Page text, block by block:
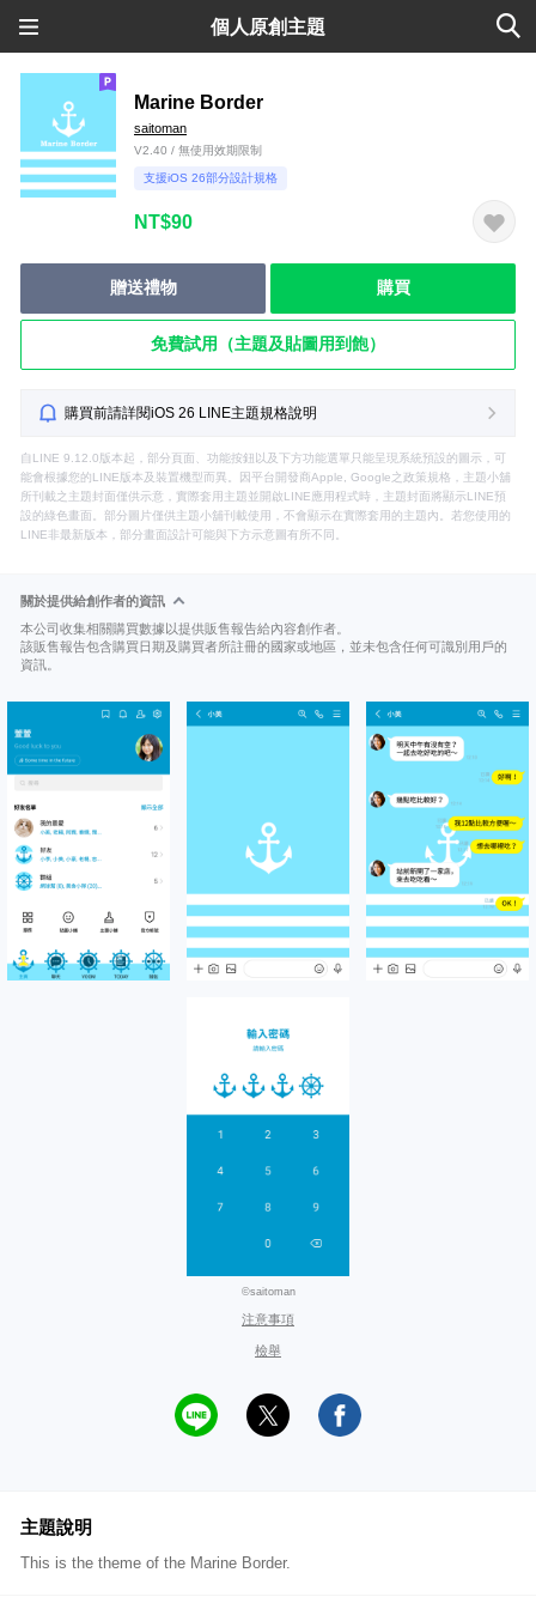
個人原創主題
Marine Border
saitoman
V2.40 / 無使用效期限制
支援iOS 26部分設計規格
NT$90
贈送禮物 購買
免費試用（主題及貼圖用到飽）
購買前請詳閱iOS 26 LINE主題規格說明
自LINE 9.12.0版本起，部分頁面、功能按鈕以及下方功能選單只能呈現系統預設的圖示，可
能會根據您的LINE版本及裝置機型而異。因平台開發商Apple, Google之政策規格，主題小舖
所刊載之主題封面僅供示意，實際套用主題並開啟LINE應用程式時，主題封面將顯示LINE預
設的綠色畫面。部分圖片僅供主題小舖刊載使用，不會顯示在實際套用的主題內。若您使用的
LINE非最新版本，部分畫面設計可能與下方示意圖有所不同。
關於提供給創作者的資訊
本公司收集相關購買數據以提供販售報告給內容創作者。
該販售報告包含購買日期及購買者所註冊的國家或地區，並未包含任何可識別用戶的
資訊。
©saitoman
注意事項
檢舉
主題說明
This is the theme of the Marine Border.